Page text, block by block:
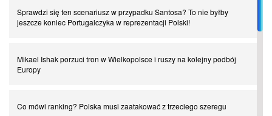
Sprawdzi się ten scenariusz w przypadku Santosa? To nie byłby
jeszcze koniec Portugalczyka w reprezentacji Polski!
Mikael Ishak porzuci tron w Wielkopolsce i ruszy na kolejny podbój
Europy
Co mówi ranking? Polska musi zaatakować z trzeciego szeregu